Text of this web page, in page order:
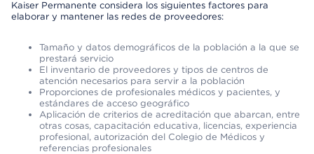
Kaiser Permanente considera los siguientes factores para
elaborar y mantener las redes de proveedores:
Tamaño y datos demográficos de la población a la que se
prestará servicio
El inventario de proveedores y tipos de centros de
atención necesarios para servir a la población
Proporciones de profesionales médicos y pacientes, y
estándares de acceso geográfico
Aplicación de criterios de acreditación que abarcan, entre
otras cosas, capacitación educativa, licencias, experiencia
profesional, autorización del Colegio de Médicos y
referencias profesionales